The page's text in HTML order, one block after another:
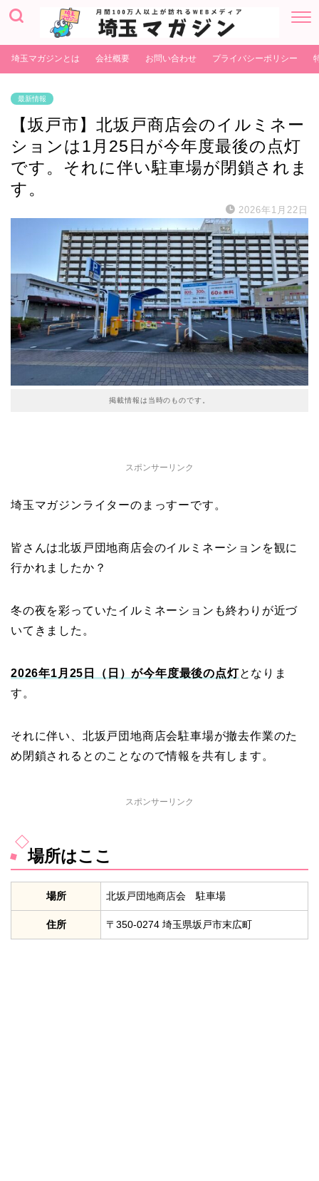
埼玉マガジンとは 会社概要 お問い合わせ プライバシーポリシー
最新情報
【坂戸市】北坂戸商店会のイルミネー
ションは1月25日が今年度最後の点灯
です。それに伴い駐車場が閉鎖されま
す。
2026年1月22日
掲載情報は当時のものです。
スポンサーリンク
埼玉マガジンライターのまっすーです。
皆さんは北坂戸団地商店会のイルミネーションを観に
行かれましたか？
冬の夜を彩っていたイルミネーションも終わりが近づ
いてきました。
2026年1月25日（日）が今年度最後の点灯となりま
す。
それに伴い、北坂戸団地商店会駐車場が撤去作業のた
め閉鎖されるとのことなので情報を共有します。
スポンサーリンク
場所はここ
場所 北坂戸団地商店会 駐車場
住所 〒350-0274 埼玉県坂戸市末広町